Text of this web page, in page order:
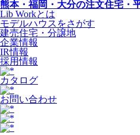
熊本・福岡・大分の注文住宅・
Lib Workとは
モデルハウスをさがす
建売住宅・分譲地
企業情報
IR情報
採用情報
カタログ
お問い合わせ